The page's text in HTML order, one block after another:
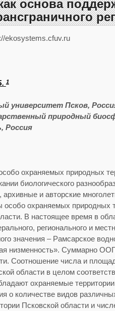
основа
ekosystems.cfuv.ru
1
университет Псков,
природный
Россия
охраняемых природных
биологического
и авторские
особо охраняемых
В настоящее время в
регионального и
значения – Рамсарское
низменность». Суммарно
Соотношение числа и
области в целом
охраняемые территории
о количестве видов
Псковской области и